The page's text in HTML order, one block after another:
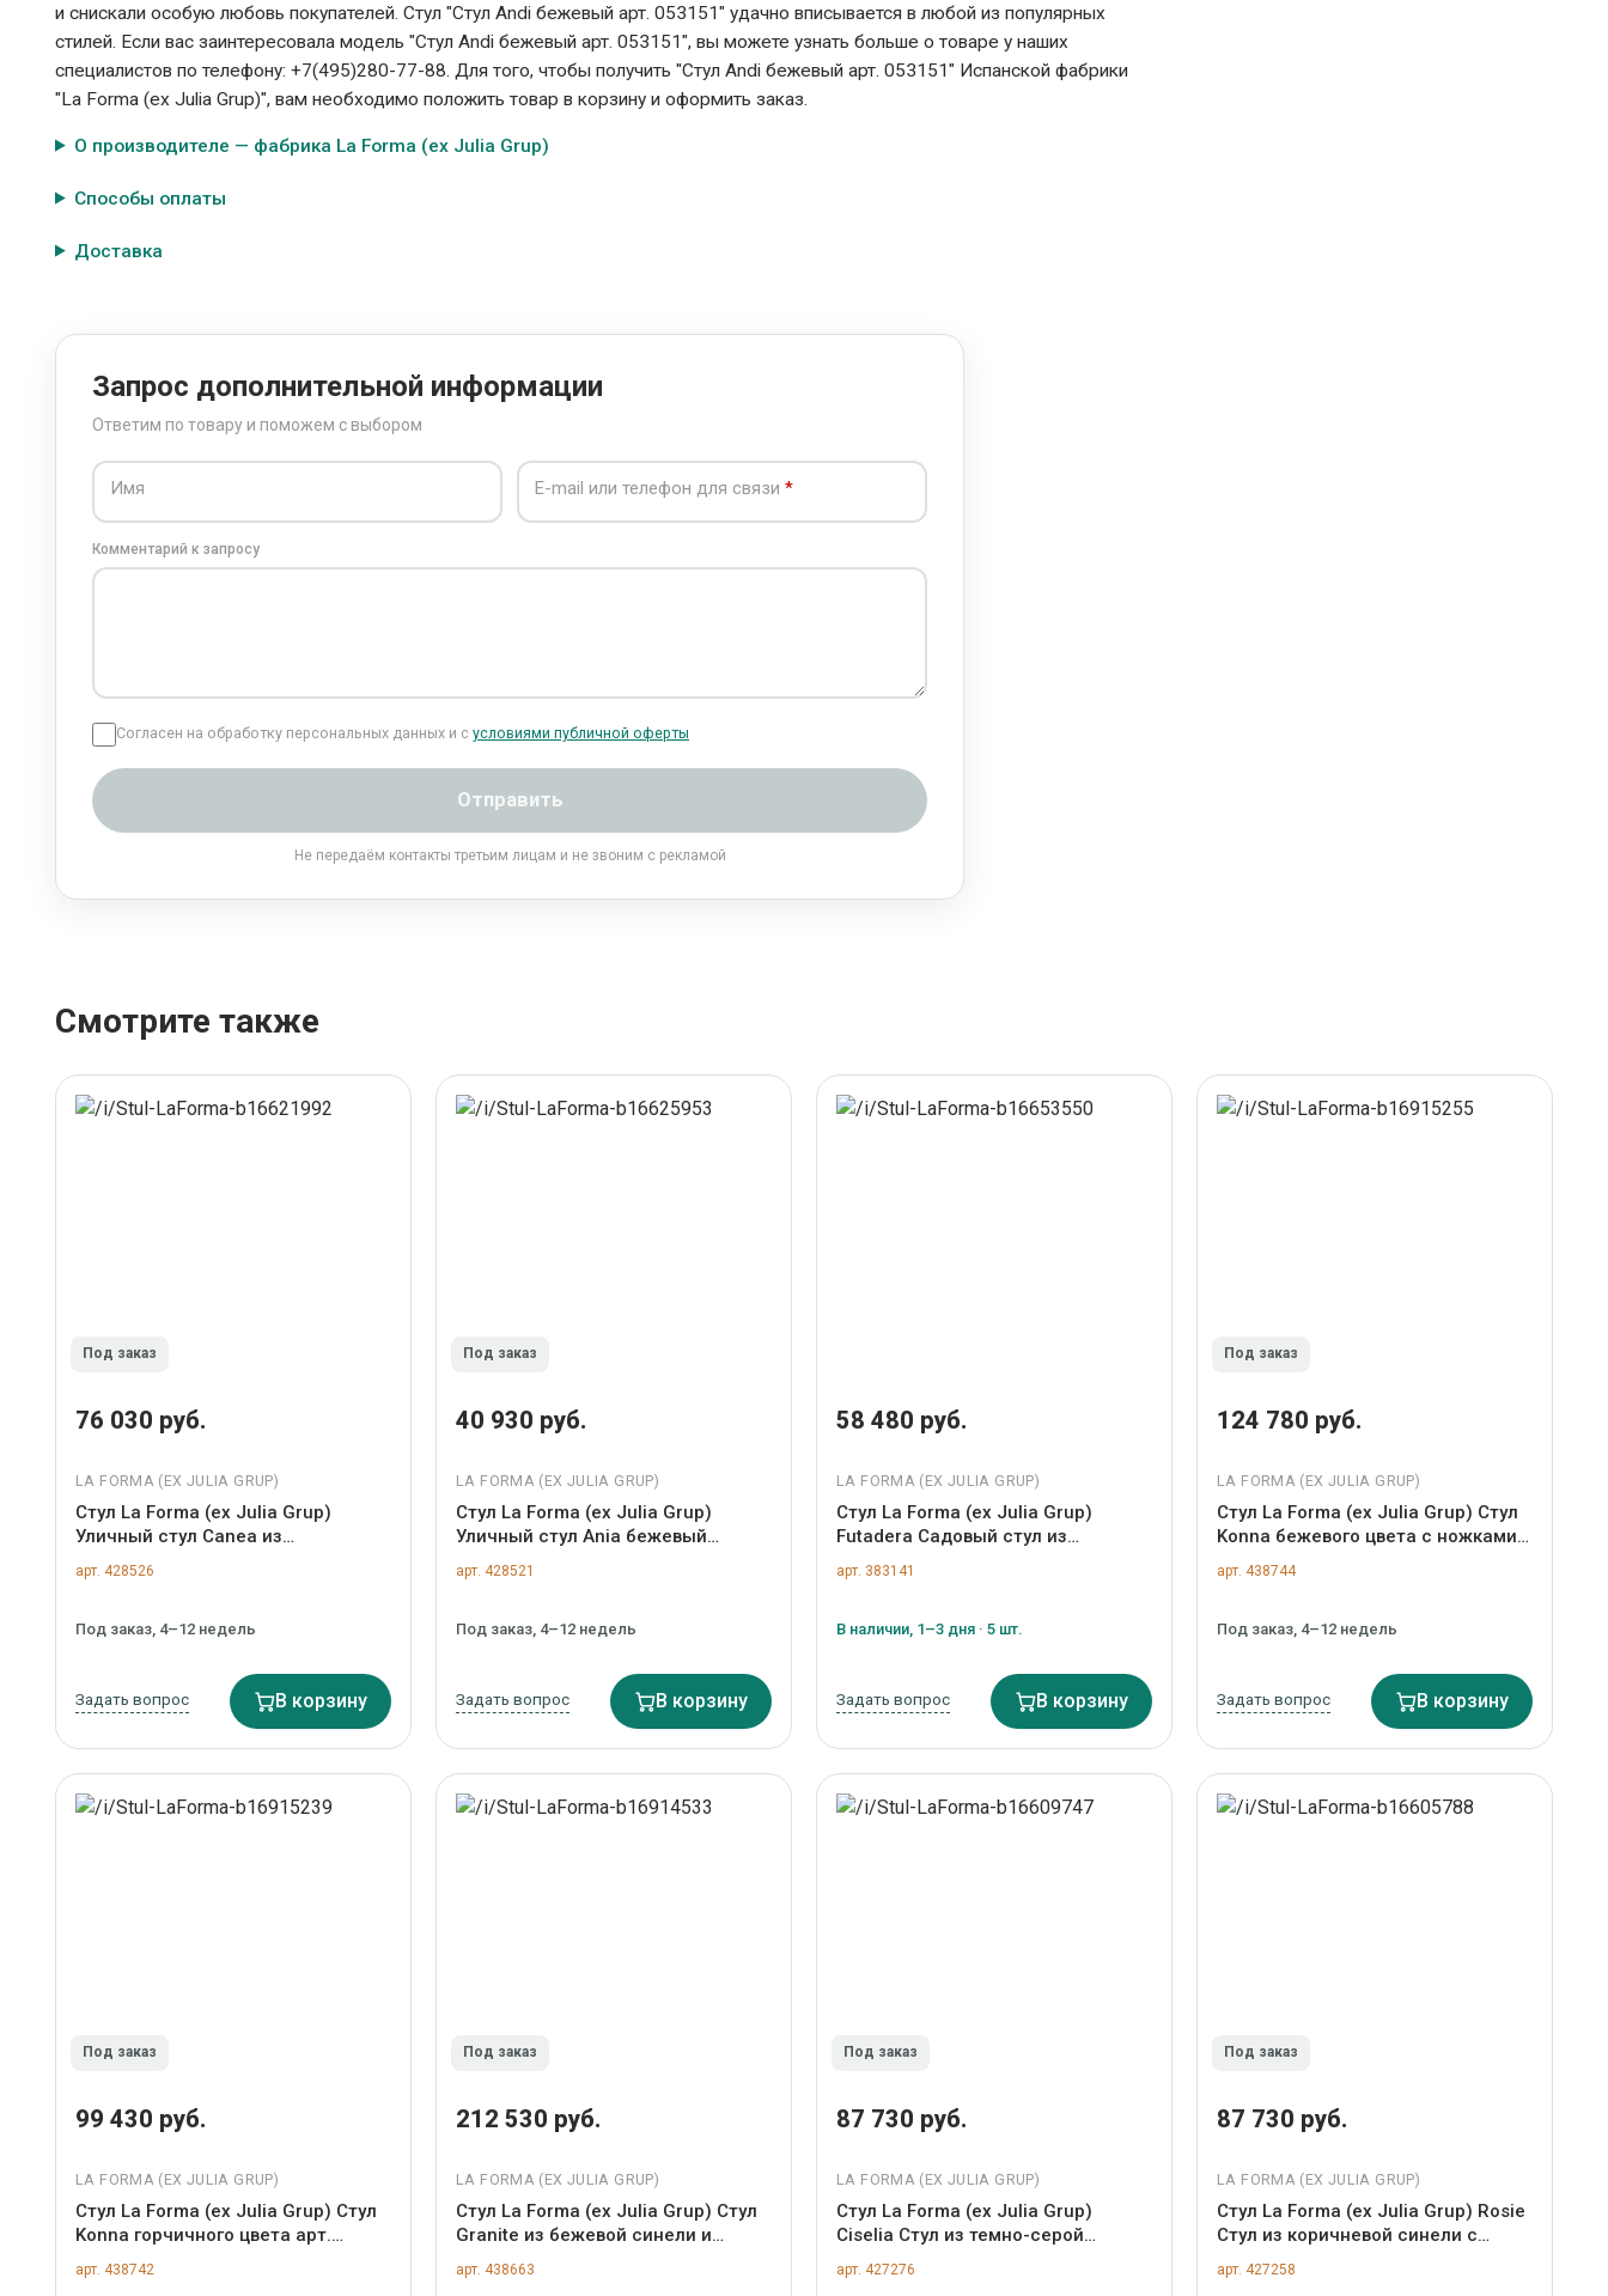
и снискали особую любовь покупателей. Стул "Стул Andi бежевый арт. 053151" удачно вписывается в любой из популярных
стилей. Если вас заинтересовала модель "Стул Andi бежевый арт. 053151", вы можете узнать больше о товаре у наших
специалистов по телефону: +7(495)280-77-88. Для того, чтобы получить "Стул Andi бежевый арт. 053151" Испанской фабрики
"La Forma (ех Julia Grup)", вам необходимо положить товар в корзину и оформить заказ.
О производителе — фабрика La Forma (ех Julia Grup)
Способы оплаты
Доставка
Запрос дополнительной информации
Ответим по товару и поможем с выбором
Имя E-mail или телефон для связи
Комментарий к запросу
Согласен на обработку персональных данных и с условиями публичной оферты
Отправить
Не передаём контакты третьим лицам и не звоним с рекламой
Смотрите также
Под заказ
76 030 руб.
LA FORMA (ЕХ JULIA GRUP)
Стул La Forma (ех Julia Grup)
Уличный стул Canea из
графитового алюминия арт.
482586
арт. 428526
Под заказ, 4–12 недель
Задать вопрос В корзину
Под заказ
40 930 руб.
LA FORMA (ЕХ JULIA GRUP)
Стул La Forma (ех Julia Grup)
Уличный стул Ania бежевый
пластиковый арт. 482173
арт. 428521
Под заказ, 4–12 недель
Задать вопрос В корзину
58 480 руб.
LA FORMA (ЕХ JULIA GRUP)
Стул La Forma (ех Julia Grup)
Futadera Садовый стул из
зеленого шнура и зеленой стали
арт. 157019
арт. 383141
В наличии, 1–3 дня · 5 шт.
Задать вопрос В корзину
Под заказ
124 780 руб.
LA FORMA (ЕХ JULIA GRUP)
Стул La Forma (ех Julia Grup) Стул
Konna бежевого цвета с ножками
из массива ясеня с темной
отделкой арт. 505916
арт. 438744
Под заказ, 4–12 недель
Задать вопрос В корзину
Под заказ
99 430 руб.
LA FORMA (ЕХ JULIA GRUP)
Стул La Forma (ех Julia Grup) Стул
Konna горчичного цвета арт.
505908
арт. 438742
Под заказ
212 530 руб.
LA FORMA (ЕХ JULIA GRUP)
Стул La Forma (ех Julia Grup) Стул
Granite из бежевой синели и
массива ясеня с отделкой орех
арт. 505880
арт. 438663
Под заказ
87 730 руб.
LA FORMA (ЕХ JULIA GRUP)
Стул La Forma (ех Julia Grup)
Ciselia Стул из темно-серой
синели и черной стали арт.
147869
арт. 427276
Под заказ
87 730 руб.
LA FORMA (ЕХ JULIA GRUP)
Стул La Forma (ех Julia Grup) Rosie
Стул из коричневой синели с
ножками из массива ясеня арт.
148333
арт. 427258